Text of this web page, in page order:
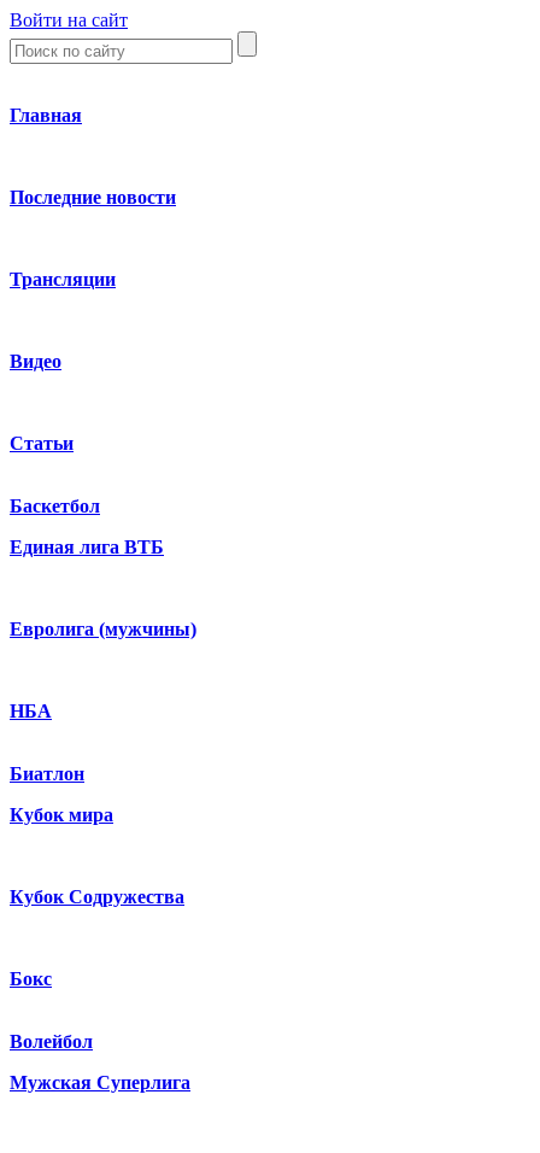
Войти на сайт
Главная
Последние новости
Трансляции
Видео
Статьи
Баскетбол
Единая лига ВТБ
Евролига (мужчины)
НБА
Биатлон
Кубок мира
Кубок Содружества
Бокс
Волейбол
Мужская Суперлига